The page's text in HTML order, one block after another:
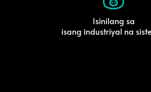
Isinilang sa
isang industriyal na